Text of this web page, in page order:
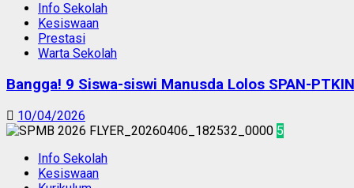
Info Sekolah
Kesiswaan
Prestasi
Warta Sekolah
Bangga! 9 Siswa-siswi Manusda Lolos SPAN-
10/04/2026
5
Info Sekolah
Kesiswaan